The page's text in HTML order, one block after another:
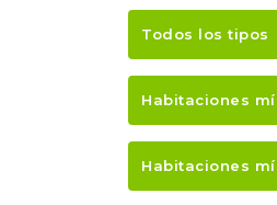
Todos los tipos
Habitaciones
Habitaciones